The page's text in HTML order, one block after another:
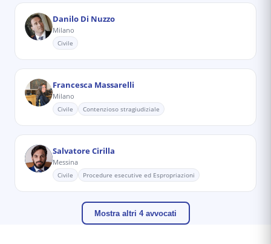
Danilo Di Nuzzo
Milano
Civile
Francesca Massarelli
Milano
Civile Contenzioso stragiudiziale
Salvatore Cirilla
Messina
Civile Procedure esecutive ed Espropriazioni
Mostra altri 4 avvocati